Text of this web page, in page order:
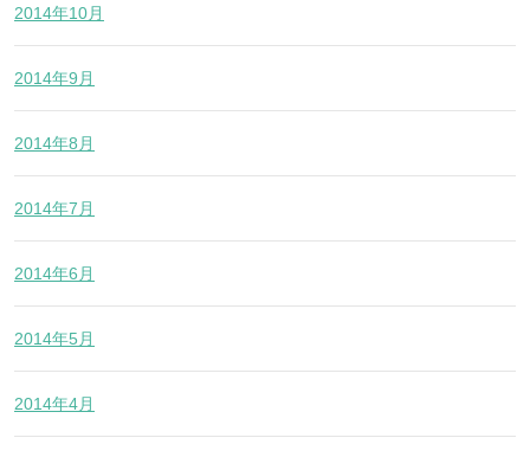
2014年10月
2014年9月
2014年8月
2014年7月
2014年6月
2014年5月
2014年4月